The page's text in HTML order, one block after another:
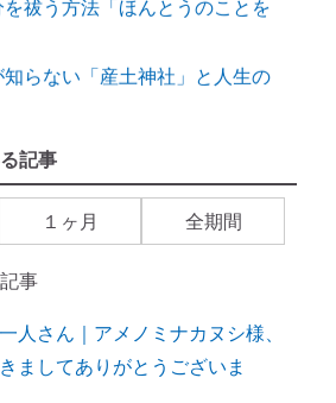
知らない「産土神社」と人生の
が革命すぎる
ウンセリング】現実が動き出
ング】引き寄せたいなら、先
拝するメリット →「開運スイ
る
記事
１ヶ月 全期間
事
人さん｜アメノミナカヌシ様、
ましてありがとうございま